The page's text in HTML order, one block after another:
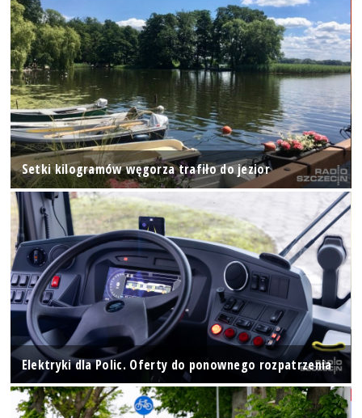
Setki kilogramów węgorza trafiło do jezior
Elektryki dla Polic. Oferty do ponownego rozpatrzenia